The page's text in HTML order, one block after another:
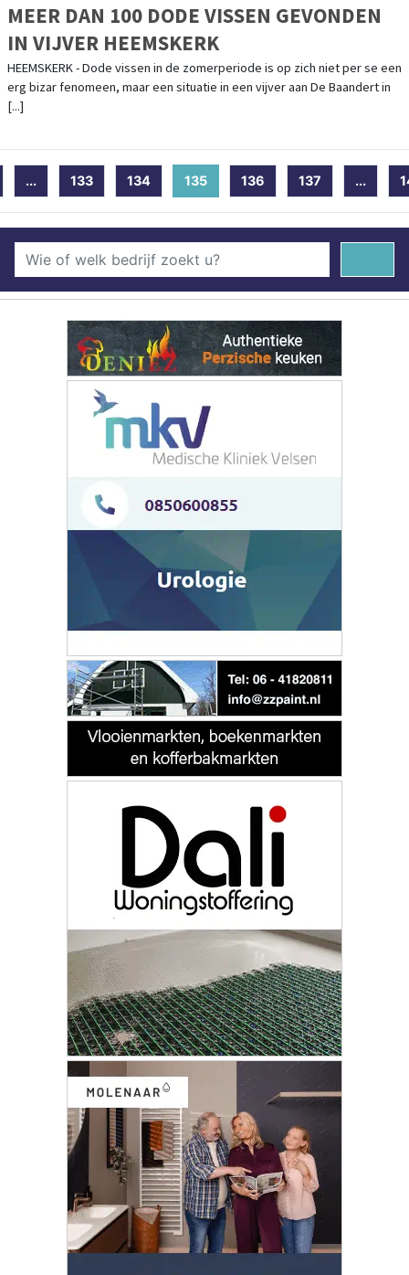
MEER DAN 100 DODE VISSEN GEVONDEN
IN VIJVER HEEMSKERK
HEEMSKERK - Dode vissen in de zomerperiode is op zich niet per se een
erg bizar fenomeen, maar een situatie in een vijver aan De Baandert in
[...]
... 133 134 135 (current)
136 137 ...